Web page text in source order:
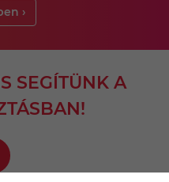
›
SEGÍTÜNK A